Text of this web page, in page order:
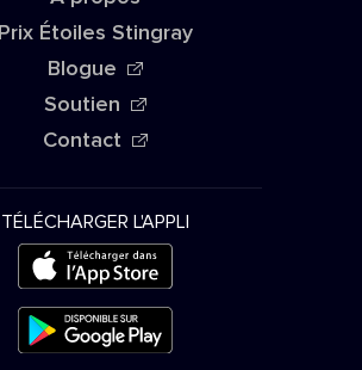
Prix Étoiles Stingray
Blogue
Soutien
Contact
TÉLÉCHARGER L'APPLI